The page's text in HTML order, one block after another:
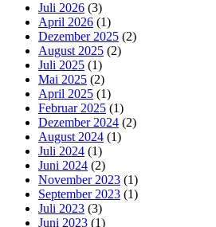
Juli 2026 (3)
April 2026 (1)
Dezember 2025 (2)
August 2025 (2)
Juli 2025 (1)
Mai 2025 (2)
April 2025 (1)
Februar 2025 (1)
Dezember 2024 (2)
August 2024 (1)
Juli 2024 (1)
Juni 2024 (2)
November 2023 (1)
September 2023 (1)
Juli 2023 (3)
Juni 2023 (1)